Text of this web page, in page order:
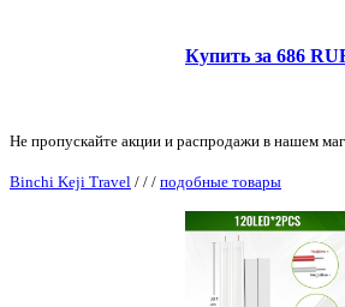
Купить за 686
Не пропускайте акции и распродажи в нашем
Binchi Keji Travel / / / подобные товары